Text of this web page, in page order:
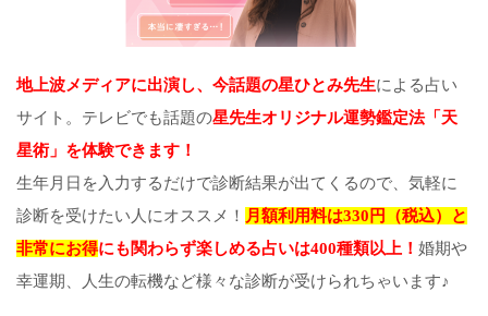
地上波メディアに出演し、今話題の星ひとみ先生による占い
サイト。テレビでも話題の星先生オリジナル運勢鑑定法「天
星術」を体験できます！
生年月日を入力するだけで診断結果が出てくるので、気軽に
診断を受けたい人にオススメ！ 月額利用料は330円（税込）と
非常にお得にも関わらず楽しめる占いは400種類以上！ 婚期や
幸運期、人生の転機など様々な診断が受けられちゃいます♪